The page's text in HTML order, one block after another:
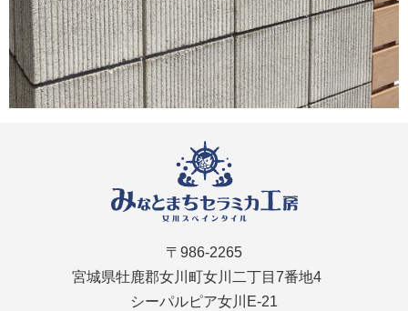
〒986-2265
宮城県牡鹿郡女川町女川二丁目7番地4
シーパルピア女川E-21